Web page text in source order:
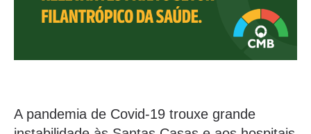
A pandemia de Covid-19 trouxe grande